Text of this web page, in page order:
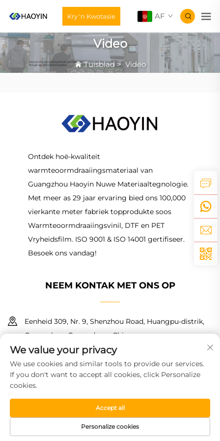
Kry 'n Kwotasie AF
Video
Tuisblad> Video
Ontdek hoë-kwaliteit
warmteoormdraaiingsmateriaal van
Guangzhou Haoyin Nuwe Materiaaltegnologie.
Met meer as 29 jaar ervaring bied ons 100,000
vierkante meter fabriek topprodukte soos
Warmteoormdraaiingsvinil, DTF en PET
Vryheidsfilm. ISO 9001 & ISO 14001 gertifiseer.
Besoek ons vandag!
NEEM KONTAK MET ONS OP
Eenheid 309, Nr. 9, Shenzhou Road, Huangpu-distrik,
Guangzhou, Guangdong, China
+86 18150601728
[email protected]
Kopiereg © 2026 Guangzhou Haoyin New Material Technology
Co., Ltd. Alle regte voorbehou. Privaatheidsbeleid
TUISBLAD PRODUKTE GRATIS MONSTER TEL
We value your privacy
We use cookies and similar tools to provide our services.
If you don't want to accept all cookies, click Personalize
cookies.
Personalize cookies
Accept all